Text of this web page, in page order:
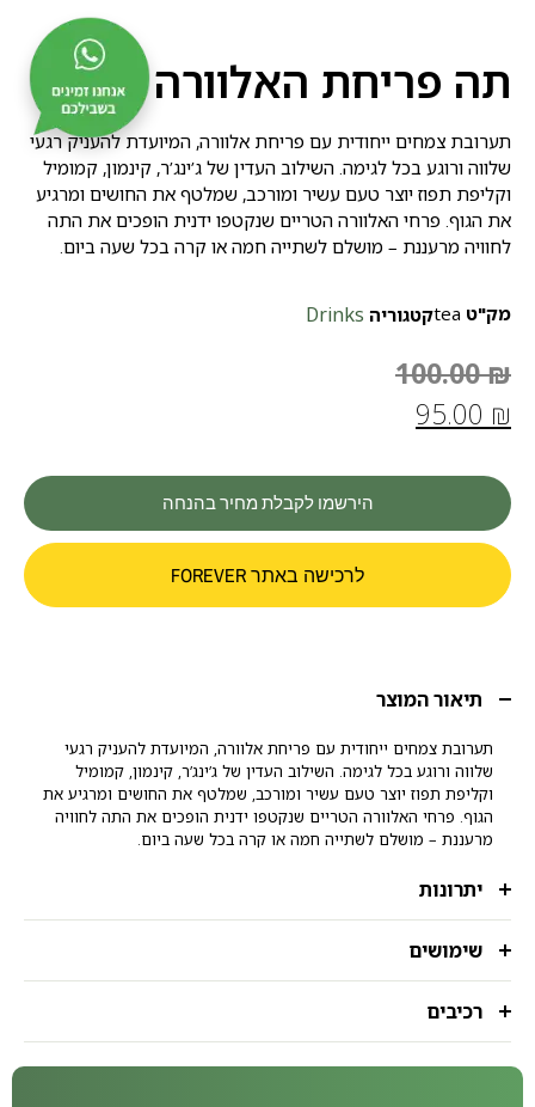
תה פריחת האלוורה
תערובת צמחים ייחודית עם פריחת אלוורה, המיועדת להעניק רגעי
שלווה ורוגע בכל לגימה. השילוב העדין של ג’ינג’ר, קינמון, קמומיל
וקליפת תפוז יוצר טעם עשיר ומורכב, שמלטף את החושים ומרגיע
את הגוף. פרחי האלוורה הטריים שנקטפו ידנית הופכים את התה
לחוויה מרעננת – מושלם לשתייה חמה או קרה בכל שעה ביום.
מק"ט teaקטגוריה Drinks
100.00₪
95.00 ₪
הירשמו לקבלת מחיר בהנחה
לרכישה באתר FOREVER
תיאור המוצר
תערובת צמחים ייחודית עם פריחת אלוורה, המיועדת להעניק רגעי
שלווה ורוגע בכל לגימה. השילוב העדין של ג’ינג’ר, קינמון, קמומיל
וקליפת תפוז יוצר טעם עשיר ומורכב, שמלטף את החושים ומרגיע את
הגוף. פרחי האלוורה הטריים שנקטפו ידנית הופכים את התה לחוויה
מרעננת – מושלם לשתייה חמה או קרה בכל שעה ביום.
יתרונות
שימושים
רכיבים